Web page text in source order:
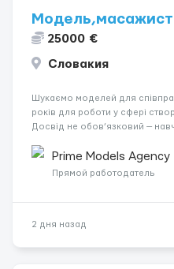
25000 €
Словакия
Шукаємо моделей для
років для роботи у сфері
Досвід не обов’язковий —
конфіденційність і
поважаємо особ...
Prime Models Agency
Прямой работодатель
2 дня назад